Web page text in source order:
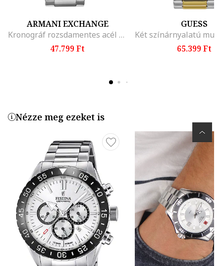
ARMANI EXCHANGE
Kronográf rozsdamentes acél karóra, Ezüstszín
47.799 Ft
GUESS
65.399 Ft
Nézze meg ezeket is